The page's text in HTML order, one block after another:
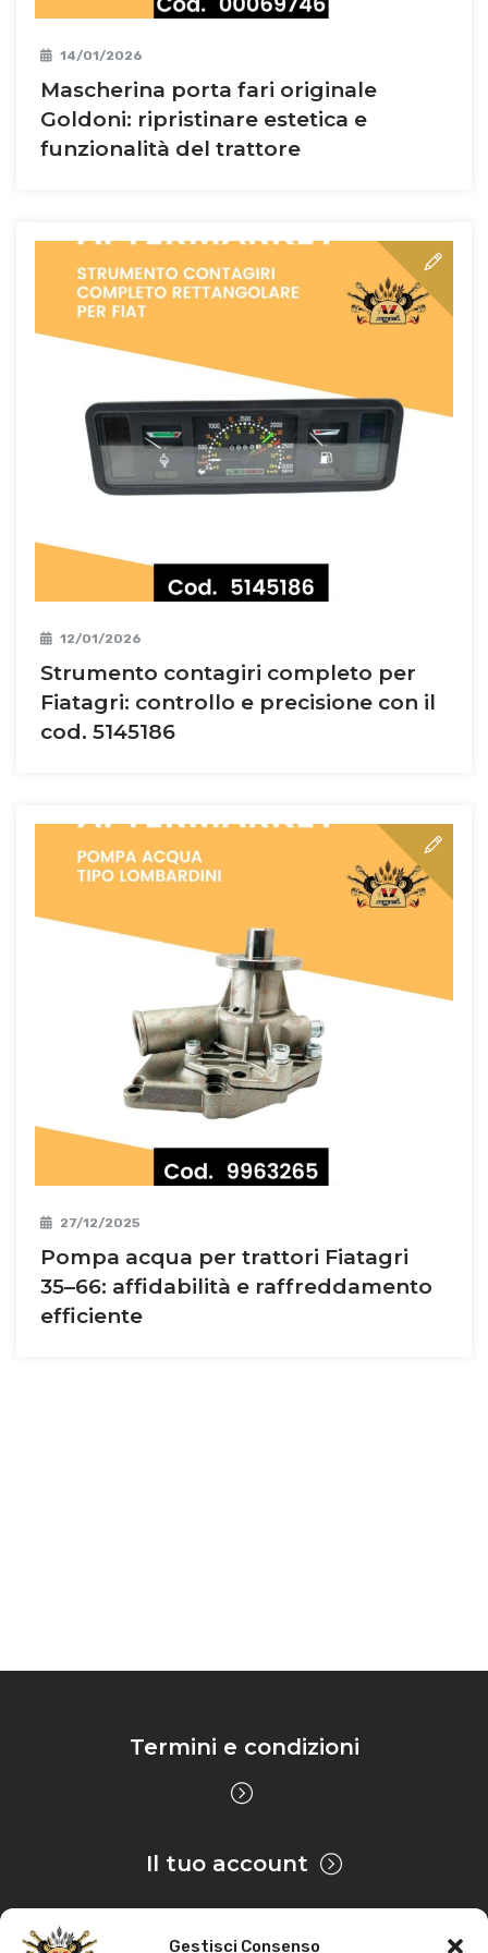
Gestisci Consenso
14/01/2026
Mascherina porta fari originale
Goldoni: ripristinare estetica e
funzionalità del trattore
12/01/2026
Strumento contagiri completo per
Fiatagri: controllo e precisione con il
cod. 5145186
27/12/2025
Pompa acqua per trattori Fiatagri
35–66: affidabilità e raffreddamento
efficiente
Termini e condizioni
Il tuo account